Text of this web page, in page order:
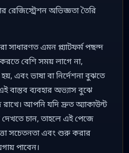
রেজিস্ট্রেশন অভিজ্ঞতা তৈরি
সাধারণত এমন প্ল্যাটফর্ম পছন্দ
বেশি সময় লাগে না,
এবং ভাষা বা নির্দেশনা বুঝতে
বাস্তব ব্যবহার অভ্যাস বুঝে
রাখে। আপনি যদি দ্রুত অ্যাকাউন্ট
দেখতে চান, তাহলে এই পেজে
সচেতনতা এবং শুরু করার
পাবেন।